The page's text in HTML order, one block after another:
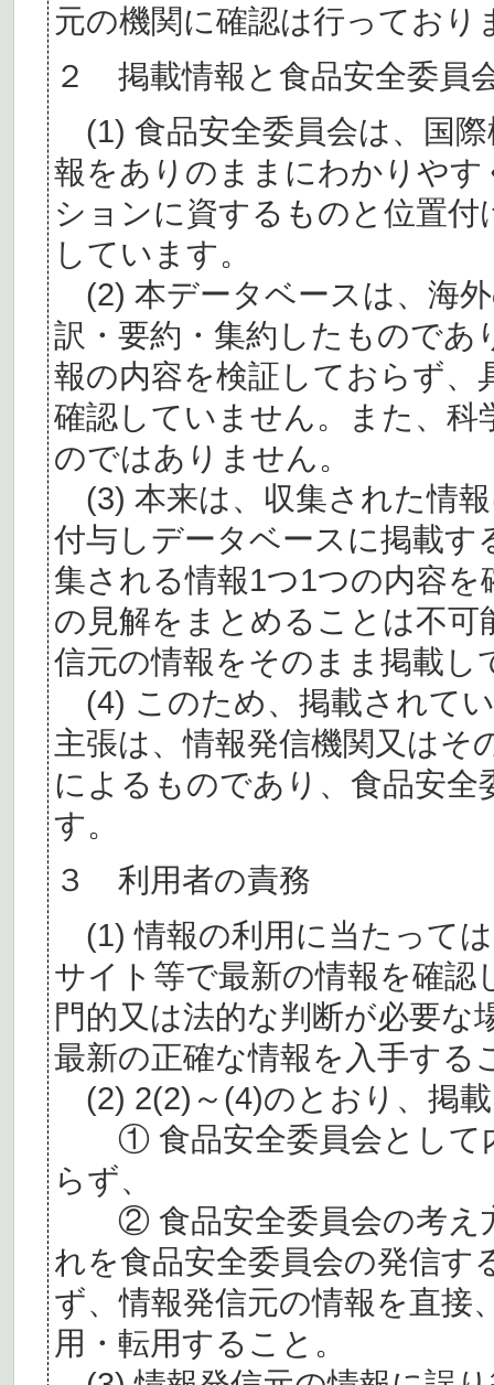
元の機関に確認は行っており
２ 掲載情報と食品安全委員
(1) 食品安全委員会は、国
報をありのままにわかりや
ションに資するものと位置
しています。
(2) 本データベースは、海
訳・要約・集約したものであ
報の内容を検証しておらず、
確認していません。また、
のではありません。
(3) 本来は、収集された情
付与しデータベースに掲載
集される情報1つ1つの内容
の見解をまとめることは不
信元の情報をそのまま掲載し
(4) このため、掲載されて
主張は、情報発信機関又はそ
によるものであり、食品安
す。
３ 利用者の責務
(1) 情報の利用に当たって
サイト等で最新の情報を確認
門的又は法的な判断が必要
最新の正確な情報を入手する
(2) 2(2)～(4)のとおり、掲
① 食品安全委員会として
らず、
② 食品安全委員会の考え
れを食品安全委員会の発信す
ず、情報発信元の情報を直接
用・転用すること。